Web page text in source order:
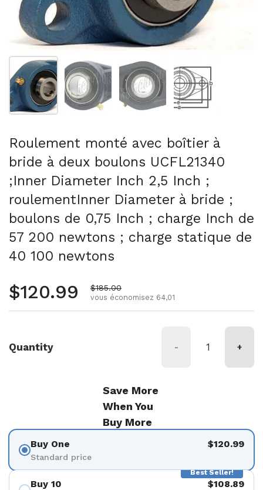
Afficher la diapositive 1Afficher la diapositive 2Afficher la diapositive 3
Roulement monté avec boîtier à
bride à deux boulons UCFL21340
;Inner Diameter Inch 2,5 Inch ;
roulementInner Diameter à bride ;
boulons de 0,75 Inch ; charge Inch de
57 200 newtons ; charge statique de
40 100 newtons
Prix régulier
$120.99 Prix de vente
$185.00
vous économisez 64,01
Quantity - +
Save More
When You
Buy More
Buy One
Standard price
$120.99
Best Seller!
Buy 10 $108.89